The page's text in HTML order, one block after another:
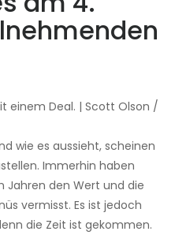
einem Deal. | Scott Olson /
wie es aussieht, scheinen
Immerhin haben
Jahren den Wert und die
vermisst. Es ist jedoch
die Zeit ist gekommen.